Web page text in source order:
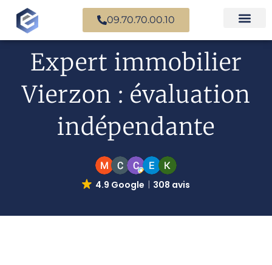
09.70.70.00.10
Expert immobilier
Vierzon : évaluation
indépendante
4.9 Google 308 avis